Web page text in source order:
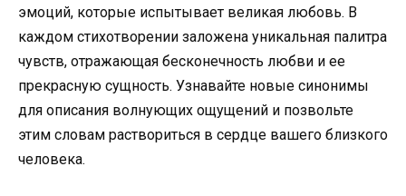
эмоций, которые испытывает великая любовь. В
каждом стихотворении заложена уникальная палитра
чувств, отражающая бесконечность любви и ее
прекрасную сущность. Узнавайте новые синонимы
для описания волнующих ощущений и позвольте
этим словам раствориться в сердце вашего близкого
человека.